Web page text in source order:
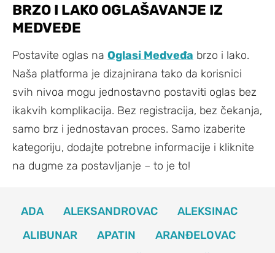
BRZO I LAKO OGLAŠAVANJE IZ
MEDVEĐE
Postavite oglas na Oglasi Medveđa brzo i lako.
Naša platforma je dizajnirana tako da korisnici
svih nivoa mogu jednostavno postaviti oglas bez
ikakvih komplikacija. Bez registracija, bez čekanja,
samo brz i jednostavan proces. Samo izaberite
kategoriju, dodajte potrebne informacije i kliknite
na dugme za postavljanje – to je to!
ADA ALEKSANDROVAC
ALEKSINAC
ALIBUNAR
APATIN
ARANĐELOVAC